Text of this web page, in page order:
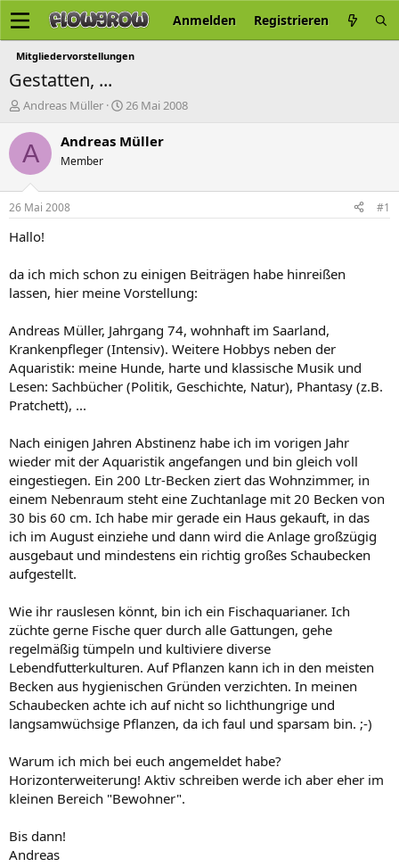
Anmelden Registrieren
Mitgliedervorstellungen
Gestatten, ...
E
s
t
e
r
Andreas Müller
E
s
t
26 Mai 2008
A Andreas Müller
Member
26 Mai 2008 #1
Hallo!
da ich mich schon zu einigen Beiträgen habe hinreißen
lassen, hier meine Vorstellung:
Andreas Müller, Jahrgang 74, wohnhaft im Saarland,
Krankenpfleger (Intensiv). Weitere Hobbys neben der
Aquaristik: meine Hunde, harte und klassische Musik und
Lesen: Sachbücher (Politik, Geschichte, Natur), Phantasy (z.B.
Pratchett), ...
Nach einigen Jahren Abstinenz habe ich im vorigen Jahr
wieder mit der Aquaristik angefangen und bin gleich voll
eingestiegen. Ein 200 Ltr-Becken ziert das Wohnzimmer, in
einem Nebenraum steht eine Zuchtanlage mit 20 Becken von
30 bis 60 cm. Ich habe mir gerade ein Haus gekauft, in das
ich im August einziehe und dann wird die Anlage großzügig
ausgebaut und mindestens ein richtig großes Schaubecken
aufgestellt.
Wie ihr rauslesen könnt, bin ich ein Fischaquarianer. Ich
züchte gerne Fische quer durch alle Gattungen, gehe
regelmäßig tümpeln und kultiviere diverse
Lebendfutterkulturen. Auf Pflanzen kann ich in den meisten
Becken aus hygienischen Gründen verzichten. In meinen
Schaubecken achte ich auf nicht so lichthungrige und
langsamwüchsige Pflanzen, da ich faul und sparsam bin. ;-)
Warum ich mich bei euch angemeldet habe?
Horizonterweiterung! Aktiv schreiben werde ich aber eher im
kleinen Bereich "Bewohner".
Bis dann!
Andreas